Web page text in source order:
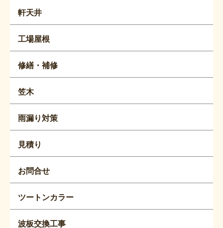
軒天井
工場屋根
修繕・補修
笠木
雨漏り対策
見積り
お問合せ
ツートンカラー
波板交換工事